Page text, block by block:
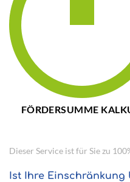
FÖRDERSUMME
Dieser Service ist für Sie zu
Ist Ihre Einschränkung